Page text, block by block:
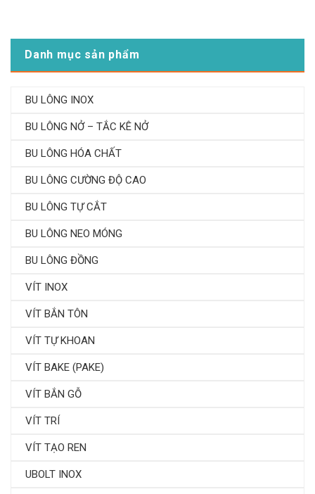
Danh mục sản phẩm
BU LÔNG INOX
BU LÔNG NỞ – TẮC KÊ NỞ
BU LÔNG HÓA CHẤT
BU LÔNG CƯỜNG ĐỘ CAO
BU LÔNG TỰ CẮT
BU LÔNG NEO MÓNG
BU LÔNG ĐỒNG
VÍT INOX
VÍT BẮN TÔN
VÍT TỰ KHOAN
VÍT BAKE (PAKE)
VÍT BẮN GỖ
VÍT TRÍ
VÍT TẠO REN
UBOLT INOX